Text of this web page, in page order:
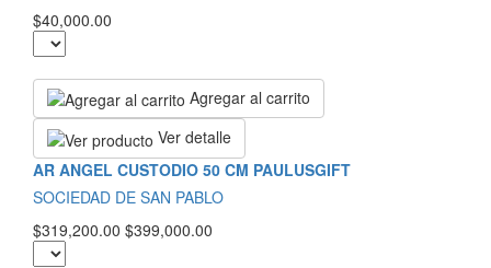
$40,000.00
Agregar al carrito
Ver detalle
AR ANGEL CUSTODIO 50 CM PAULUSGIFT
SOCIEDAD DE SAN PABLO
$319,200.00 $399,000.00